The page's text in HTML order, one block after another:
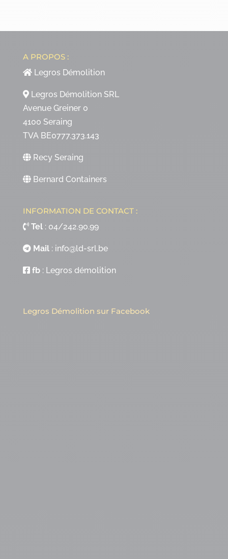
A PROPOS :
Legros Démolition
Legros Démolition SRL
Avenue Greiner 0
4100 Seraing
TVA BE0777.373.143
Recy Seraing
Bernard Containers
INFORMATION DE CONTACT :
Tel: 04/242.90.99
Mail: info@ld-srl.be
fb: Legros démolition
Legros Démolition sur Facebook